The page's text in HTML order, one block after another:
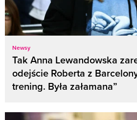
Newsy
Tak Anna Lewandowska
odejście Roberta z
trening. Była załamana”